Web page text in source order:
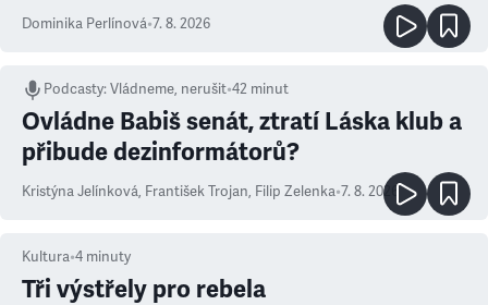
Dominika Perlínová•7. 8. 2026
Podcasty:Vládneme, nerušit•42 minut
Ovládne Babiš senát, ztratí Láska klub a
přibude dezinformátorů?
Kristýna Jelínková, František Trojan, Filip Zelenka•7. 8. 2026
Kultura•4 minuty
Tři výstřely pro rebela